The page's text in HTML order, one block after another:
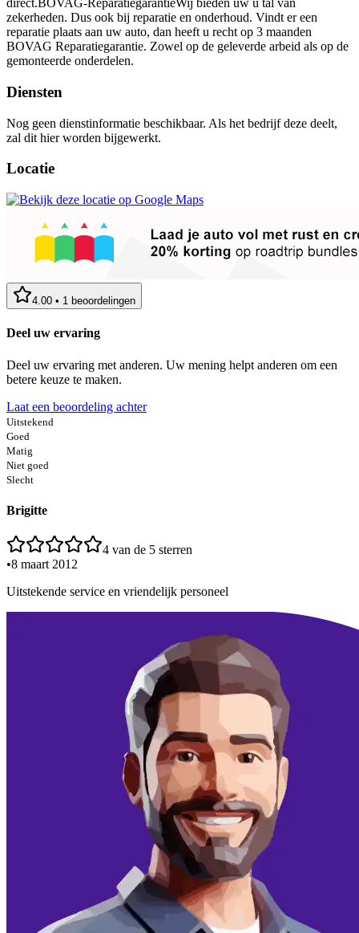
direct.BOVAG-ReparatiegarantieWij bieden uw u tal van
zekerheden. Dus ook bij reparatie en onderhoud. Vindt er een
reparatie plaats aan uw auto, dan heeft u recht op 3 maanden
BOVAG Reparatiegarantie. Zowel op de geleverde arbeid als op de
gemonteerde onderdelen.
Diensten
Nog geen dienstinformatie beschikbaar. Als het bedrijf deze deelt,
zal dit hier worden bijgewerkt.
Locatie
4.00 • 1 beoordelingen
Deel uw ervaring
Deel uw ervaring met anderen. Uw mening helpt anderen om een
betere keuze te maken.
Laat een beoordeling achter
Uitstekend
Goed
Matig
Niet goed
Slecht
Brigitte
4 van de 5 sterren
•8 maart 2012
Uitstekende service en vriendelijk personeel